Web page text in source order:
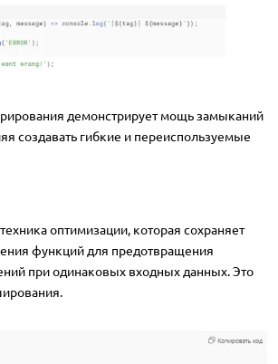
демонстрирует мощь замыканий
создавать гибкие и переиспользуемые
оптимизации, которая сохраняет
функций для предотвращения
при одинаковых входных данных. Это